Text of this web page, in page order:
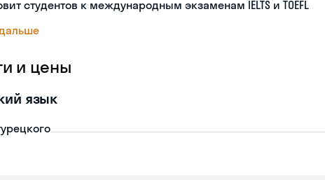
студентов к международным экзаменам IELTS и TOEFL
и цены
язык